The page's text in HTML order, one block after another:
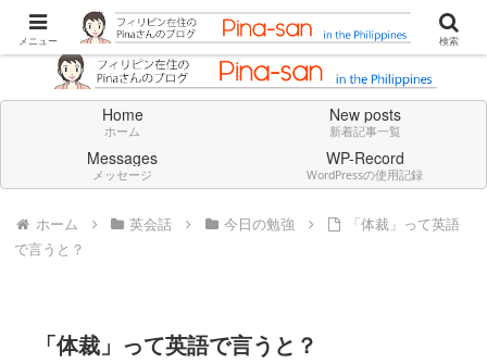
Don't think deeply. Feel always in English.
Home
ホーム
New posts
新着記事一覧
Messages
メッセージ
WP-Record
WordPressの使用記録
ホーム 英会話 今日の勉強
「体裁」って英語
で言うと？
「体裁」って英語で言うと？
メニュー 検索